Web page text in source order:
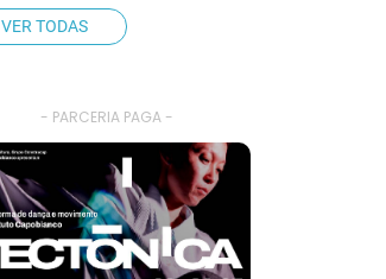
VER TODAS
- PARCERIA PAGA -